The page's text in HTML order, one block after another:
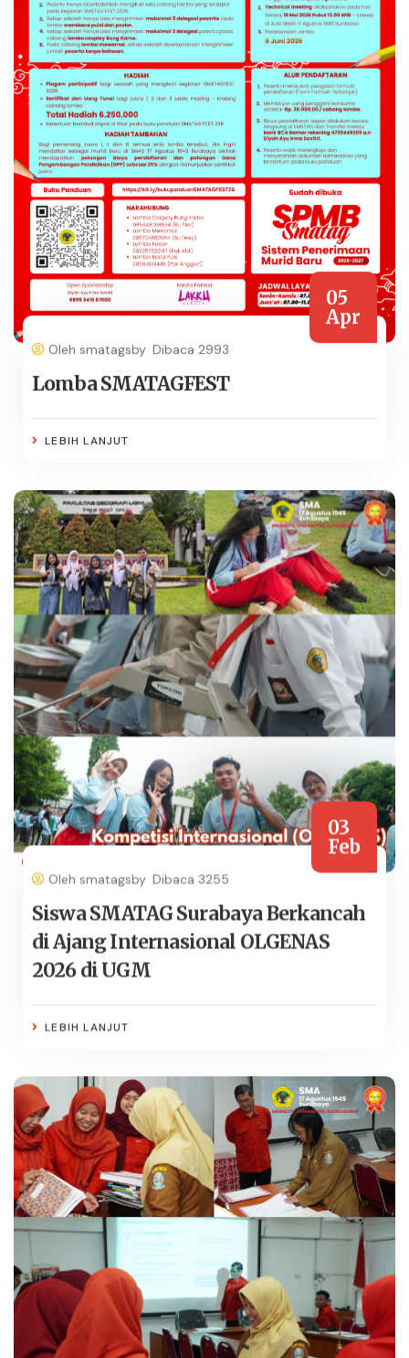
05
Apr
Oleh smatagsby Dibaca 2993
Lomba SMATAGFEST
LEBIH LANJUT
03
Feb
Oleh smatagsby Dibaca 3255
Siswa SMATAG Surabaya Berkancah
di Ajang Internasional OLGENAS
2026 di UGM
LEBIH LANJUT